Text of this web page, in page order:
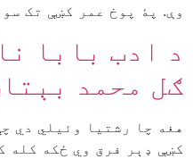
وې. پۀ پوخ عمر کښې تک
د ادب بابا
ګل محمد
هغه چا رشتيا وئيلي دي
کښې ډېر فرق وي ځکه کله